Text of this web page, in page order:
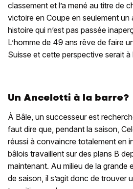
classement et l’a mené au titre de
victoire en Coupe en seulement un
histoire qui n’est pas passée
L’homme de 49 ans rêve de faire
Suisse et cette perspective serait
Un Ancelotti à la barre?
À Bâle, un successeur est
faut dire que, pendant la saison,
réussi à convaincre totalement en
bâlois travaillent sur des plans B
maintenant. Au milieu de la grande
de saison, il s’agit donc de trouver